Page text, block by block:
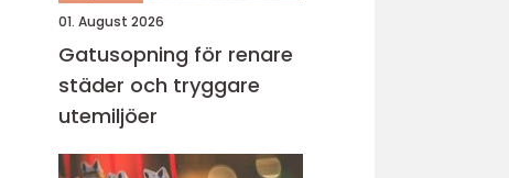
01. August 2026
Gatusopning för renare
städer och tryggare
utemiljöer